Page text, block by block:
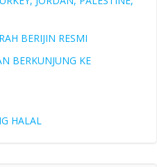
BERIJIN RESMI
BERKUNJUNG KE
HALAL